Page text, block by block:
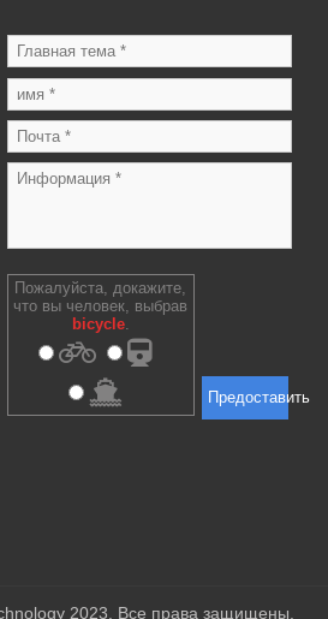
Пожалуйста, докажите,
что вы человек, выбрав
bicycle.
Предоставить
2023. Все права защищены.